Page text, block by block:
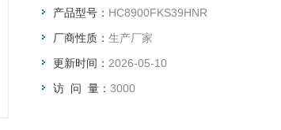
产品型号： HC8900FKS39HNR
厂商性质： 生产厂家
更新时间： 2026-05-10
访 问 量： 3000